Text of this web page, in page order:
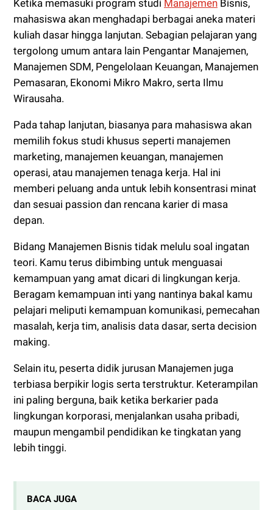
Ketika memasuki program studi Manajemen Bisnis,
mahasiswa akan menghadapi berbagai aneka materi
kuliah dasar hingga lanjutan. Sebagian pelajaran yang
tergolong umum antara lain Pengantar Manajemen,
Manajemen SDM, Pengelolaan Keuangan, Manajemen
Pemasaran, Ekonomi Mikro Makro, serta Ilmu
Wirausaha.
Pada tahap lanjutan, biasanya para mahasiswa akan
memilih fokus studi khusus seperti manajemen
marketing, manajemen keuangan, manajemen
operasi, atau manajemen tenaga kerja. Hal ini
memberi peluang anda untuk lebih konsentrasi minat
dan sesuai passion dan rencana karier di masa
depan.
Bidang Manajemen Bisnis tidak melulu soal ingatan
teori. Kamu terus dibimbing untuk menguasai
kemampuan yang amat dicari di lingkungan kerja.
Beragam kemampuan inti yang nantinya bakal kamu
pelajari meliputi kemampuan komunikasi, pemecahan
masalah, kerja tim, analisis data dasar, serta decision
making.
Selain itu, peserta didik jurusan Manajemen juga
terbiasa berpikir logis serta terstruktur. Keterampilan
ini paling berguna, baik ketika berkarier pada
lingkungan korporasi, menjalankan usaha pribadi,
maupun mengambil pendidikan ke tingkatan yang
lebih tinggi.
BACA JUGA